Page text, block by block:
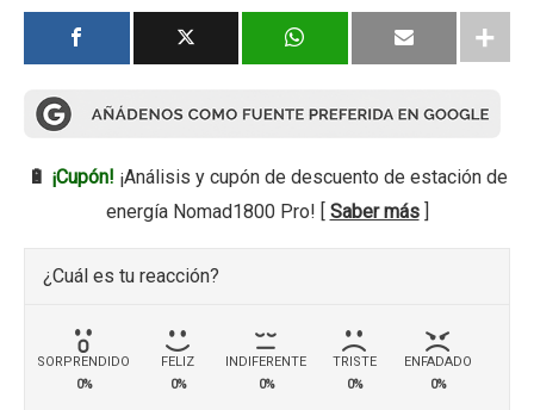
🔋 ¡Cupón! ¡Análisis y cupón de descuento de estación de
energía Nomad1800 Pro! [ Saber más]
¿Cuál es tu reacción?
SORPRENDIDO
0%
FELIZ
0%
INDIFERENTE
0%
TRISTE
0%
ENFADADO
0%